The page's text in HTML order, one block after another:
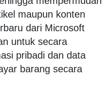
maupun konten
dari Microsoft
untuk secara
pribadi dan data
barang secara